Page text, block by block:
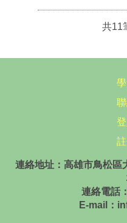
共11
連絡地址：高雄市鳥松區
連絡電話
E-mail：